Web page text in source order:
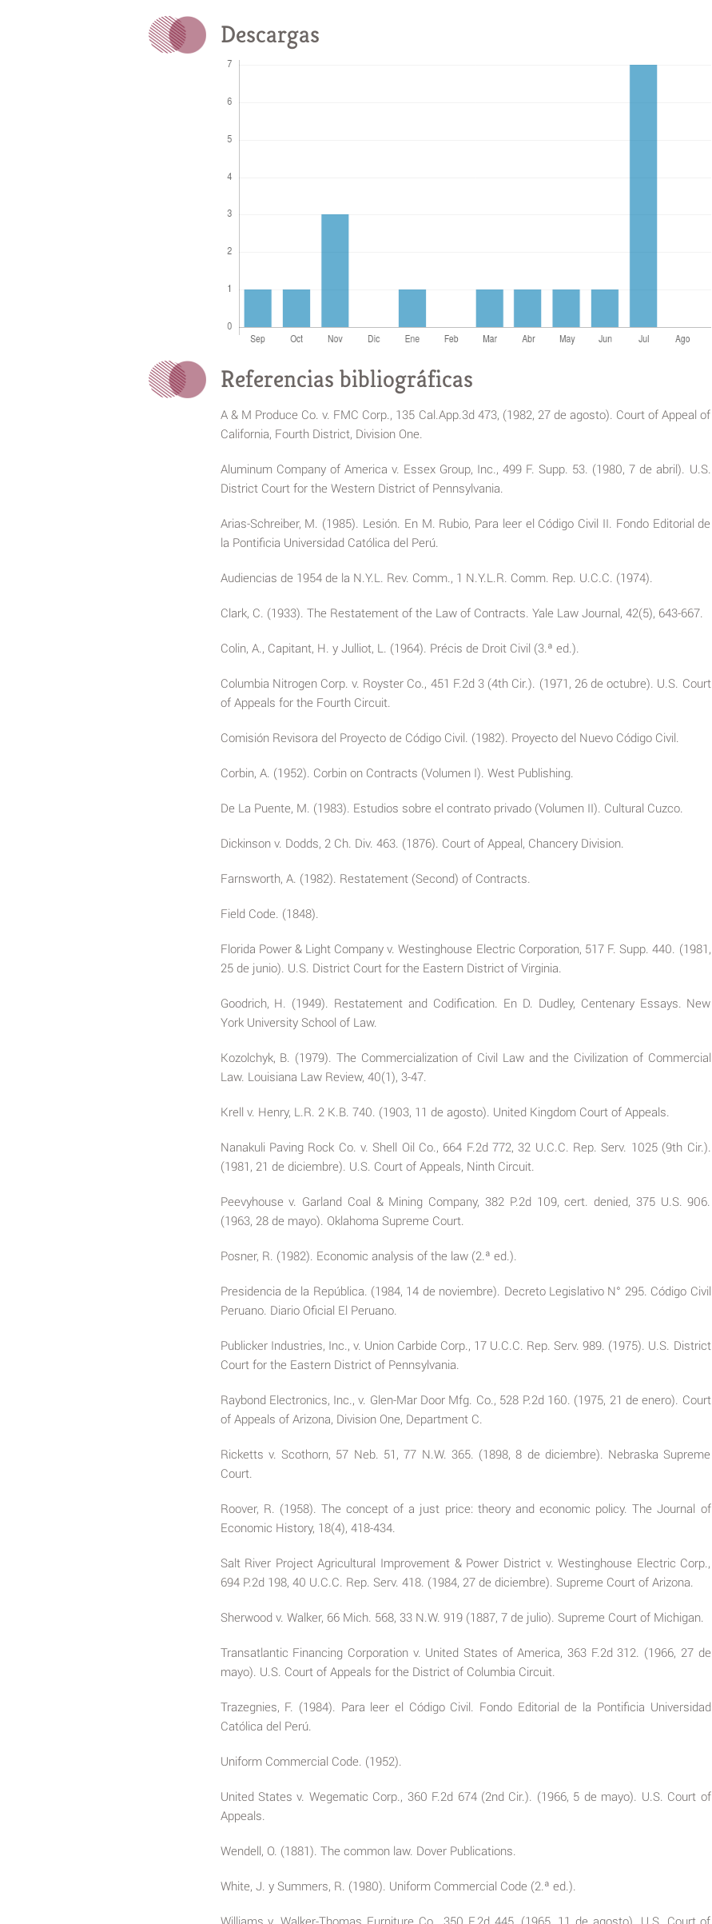
Descargas
Referencias bibliográficas
A & M Produce Co. v. FMC Corp., 135 Cal.App.3d 473, (1982, 27 de agosto). Court of Appeal of
California, Fourth District, Division One.
Aluminum Company of America v. Essex Group, Inc., 499 F. Supp. 53. (1980, 7 de abril). U.S.
District Court for the Western District of Pennsylvania.
Arias-Schreiber, M. (1985). Lesión. En M. Rubio, Para leer el Código Civil II. Fondo Editorial de
la Pontificia Universidad Católica del Perú.
Audiencias de 1954 de la N.Y.L. Rev. Comm., 1 N.Y.L.R. Comm. Rep. U.C.C. (1974).
Clark, C. (1933). The Restatement of the Law of Contracts. Yale Law Journal, 42(5), 643-667.
Colin, A., Capitant, H. y Julliot, L. (1964). Précis de Droit Civil (3.ª ed.).
Columbia Nitrogen Corp. v. Royster Co., 451 F.2d 3 (4th Cir.). (1971, 26 de octubre). U.S. Court
of Appeals for the Fourth Circuit.
Comisión Revisora del Proyecto de Código Civil. (1982). Proyecto del Nuevo Código Civil.
Corbin, A. (1952). Corbin on Contracts (Volumen I). West Publishing.
De La Puente, M. (1983). Estudios sobre el contrato privado (Volumen II). Cultural Cuzco.
Dickinson v. Dodds, 2 Ch. Div. 463. (1876). Court of Appeal, Chancery Division.
Farnsworth, A. (1982). Restatement (Second) of Contracts.
Field Code. (1848).
Florida Power & Light Company v. Westinghouse Electric Corporation, 517 F. Supp. 440. (1981,
25 de junio). U.S. District Court for the Eastern District of Virginia.
Goodrich, H. (1949). Restatement and Codification. En D. Dudley, Centenary Essays. New
York University School of Law.
Kozolchyk, B. (1979). The Commercialization of Civil Law and the Civilization of Commercial
Law. Louisiana Law Review, 40(1), 3-47.
Krell v. Henry, L.R. 2 K.B. 740. (1903, 11 de agosto). United Kingdom Court of Appeals.
Nanakuli Paving Rock Co. v. Shell Oil Co., 664 F.2d 772, 32 U.C.C. Rep. Serv. 1025 (9th Cir.).
(1981, 21 de diciembre). U.S. Court of Appeals, Ninth Circuit.
Peevyhouse v. Garland Coal & Mining Company, 382 P.2d 109, cert. denied, 375 U.S. 906.
(1963, 28 de mayo). Oklahoma Supreme Court.
Posner, R. (1982). Economic analysis of the law (2.ª ed.).
Presidencia de la República. (1984, 14 de noviembre). Decreto Legislativo N° 295. Código Civil
Peruano. Diario Oficial El Peruano.
Publicker Industries, Inc., v. Union Carbide Corp., 17 U.C.C. Rep. Serv. 989. (1975). U.S. District
Court for the Eastern District of Pennsylvania.
Raybond Electronics, Inc., v. Glen-Mar Door Mfg. Co., 528 P.2d 160. (1975, 21 de enero). Court
of Appeals of Arizona, Division One, Department C.
Ricketts v. Scothorn, 57 Neb. 51, 77 N.W. 365. (1898, 8 de diciembre). Nebraska Supreme
Court.
Roover, R. (1958). The concept of a just price: theory and economic policy. The Journal of
Economic History, 18(4), 418-434.
Salt River Project Agricultural Improvement & Power District v. Westinghouse Electric Corp.,
694 P.2d 198, 40 U.C.C. Rep. Serv. 418. (1984, 27 de diciembre). Supreme Court of Arizona.
Sherwood v. Walker, 66 Mich. 568, 33 N.W. 919 (1887, 7 de julio). Supreme Court of Michigan.
Transatlantic Financing Corporation v. United States of America, 363 F.2d 312. (1966, 27 de
mayo). U.S. Court of Appeals for the District of Columbia Circuit.
Trazegnies, F. (1984). Para leer el Código Civil. Fondo Editorial de la Pontificia Universidad
Católica del Perú.
Uniform Commercial Code. (1952).
United States v. Wegematic Corp., 360 F.2d 674 (2nd Cir.). (1966, 5 de mayo). U.S. Court of
Appeals.
Wendell, O. (1881). The common law. Dover Publications.
White, J. y Summers, R. (1980). Uniform Commercial Code (2.ª ed.).
Williams v. Walker-Thomas Furniture Co., 350 F.2d 445. (1965, 11 de agosto). U.S. Court of